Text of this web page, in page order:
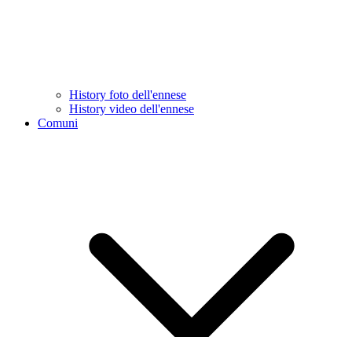
History foto dell'ennese
History video dell'ennese
Comuni